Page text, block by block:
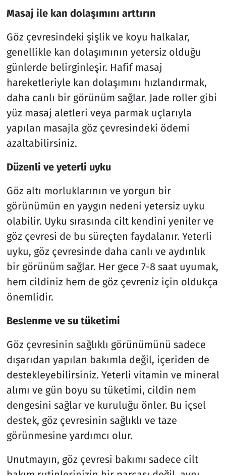
Masaj ile kan dolaşımını arttırın
Göz çevresindeki şişlik ve koyu halkalar,
genellikle kan dolaşımının yetersiz olduğu
günlerde belirginleşir. Hafif masaj
hareketleriyle kan dolaşımını hızlandırmak,
daha canlı bir görünüm sağlar. Jade roller gibi
yüz masaj aletleri veya parmak uçlarıyla
yapılan masajla göz çevresindeki ödemi
azaltabilirsiniz.
Düzenli ve yeterli uyku
Göz altı morluklarının ve yorgun bir
görünümün en yaygın nedeni yetersiz uyku
olabilir. Uyku sırasında cilt kendini yeniler ve
göz çevresi de bu süreçten faydalanır. Yeterli
uyku, göz çevresinde daha canlı ve aydınlık
bir görünüm sağlar. Her gece 7-8 saat uyumak,
hem cildiniz hem de göz çevreniz için oldukça
önemlidir.
Beslenme ve su tüketimi
Göz çevresinin sağlıklı görünümünü sadece
dışarıdan yapılan bakımla değil, içeriden de
destekleyebilirsiniz. Yeterli vitamin ve mineral
alımı ve gün boyu su tüketimi, cildin nem
dengesini sağlar ve kuruluğu önler. Bu içsel
destek, göz çevresinin sağlıklı ve taze
görünmesine yardımcı olur.
Unutmayın, göz çevresi bakımı sadece cilt